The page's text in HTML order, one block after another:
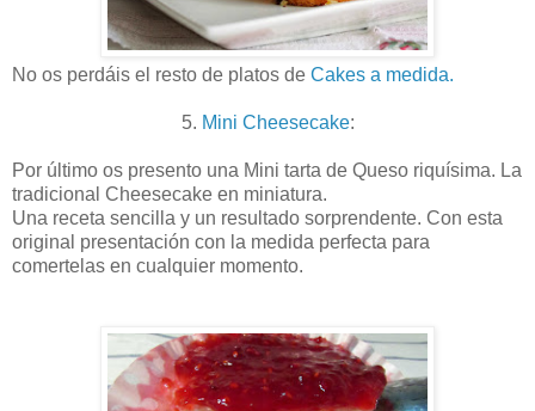
No os perdáis el resto de platos de Cakes a medida.
5. Mini Cheesecake:
Por último os presento una Mini tarta de Queso riquísima. La
tradicional Cheesecake en miniatura.
Una receta sencilla y un resultado sorprendente. Con esta
original presentación con la medida perfecta para
comertelas en cualquier momento.